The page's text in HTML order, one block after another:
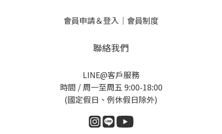
會員申請＆登入 ｜ 會員制度
聯絡我們
LINE@客戶服務
時間 / 周一至周五 9:00-18:00
(國定假日、例休假日除外)